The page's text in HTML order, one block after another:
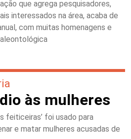
que agrega pesquisadores,
interessados na área, acaba de
com muitas homenagens e
às mulheres
feiticeiras’ foi usado para
e matar mulheres acusadas de